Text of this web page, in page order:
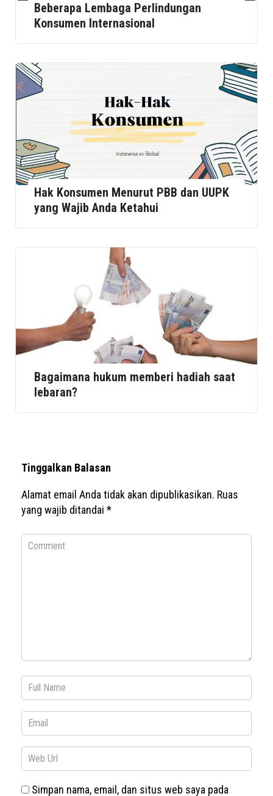
Beberapa Lembaga Perlindungan
Konsumen Internasional
Hak Konsumen Menurut PBB dan UUPK
yang Wajib Anda Ketahui
Bagaimana hukum memberi hadiah saat
lebaran?
Tinggalkan Balasan
Alamat email Anda tidak akan dipublikasikan. Ruas
yang wajib ditandai *
Simpan nama, email, dan situs web saya pada